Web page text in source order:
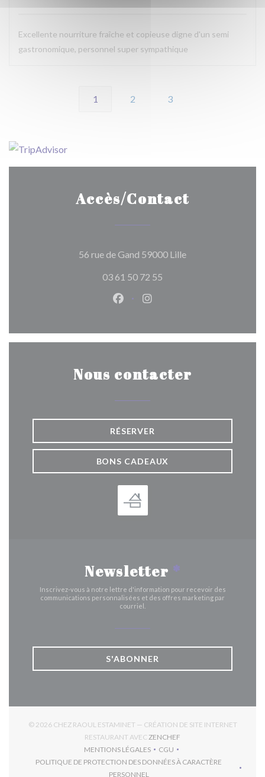
Excellente nourriture fraîche et copieuse digne d'un semi
gastronomique, personnel super sympathique
1 2 3
Accès/Contact
56 rue de Gand 59000 Lille((ouvre une
03 61 50 72 55
Facebook ((ouvre une
Instagram ((ouvre une
Nous contacter
RÉSERVER
BONS CADEAUX
Newsletter *
Inscrivez-vous à notre lettre d'information pour recevoir des
communications personnalisées et des offres marketing par
courriel.
S'ABONNER
© 2026 CHEZ RAOUL ESTAMINET — CRÉATION DE SITE INTERNET
RESTAURANT AVEC ZENCHEF
MENTIONS LÉGALES
((OUVRE UNE NOUVELLE FENÊTRE))
CGU
((OUVRE UNE NOUVELLE
POLITIQUE DE PROTECTION DES DONNÉES À CARACTÈRE
PERSONNEL((OUVRE UNE NOUVELLE FENÊTRE))